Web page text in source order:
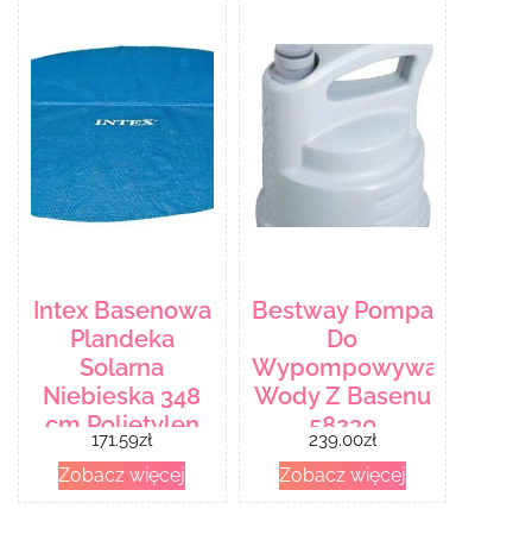
Intex Basenowa
Plandeka
Solarna
Niebieska 348
cm Polietylen
(93297)
171.59zł
Zobacz więcej
Bestway Pompa
Do
Wypompowywania
Wody Z Basenu
58230
239.00zł
Zobacz więcej